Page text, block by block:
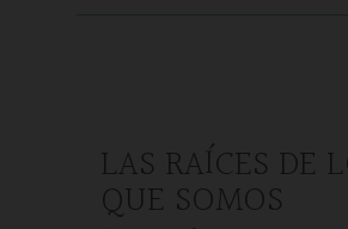
LAS RAÍCES DE
QUE SOMOS